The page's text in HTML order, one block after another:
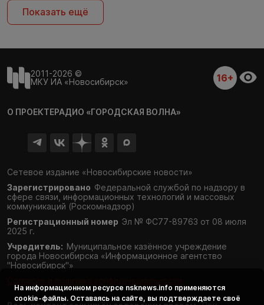
Показать ещё
2011-2026 ©
МКУ ИА «Новосибирск»
16+
О ПРОЕКТЕРАДИО «ГОРОДСКАЯ ВОЛНА»
Сетевое издание «Новосибирские новости»
Зарегистрировано Федеральной службой по надзору в
сфере связи, информационных технологий и массовых
коммуникаций (Роскомнадзор)
Регистрационный номер Эл № ФС77-89763 от 08 июля
2025 г.
Учредитель: Муниципальное казённое учреждение
города Новосибирска «Информационное агентство
"Новосибирск"»
На информационном ресурсе nsknews.info применяются
cookie-файлы. Оставаясь на сайте, вы подтверждаете своё